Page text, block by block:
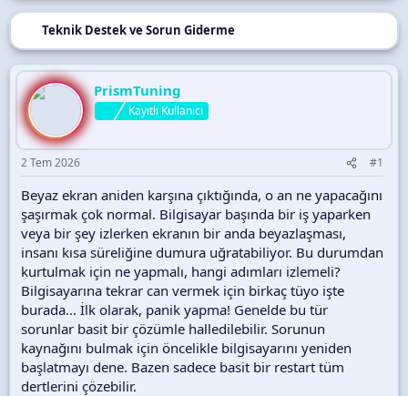
Teknik Destek ve Sorun Giderme
PrismTuning
Kayıtlı Kullanıcı
2 Tem 2026 #1
Beyaz ekran aniden karşına çıktığında, o an ne yapacağını
şaşırmak çok normal. Bilgisayar başında bir iş yaparken
veya bir şey izlerken ekranın bir anda beyazlaşması,
insanı kısa süreliğine dumura uğratabiliyor. Bu durumdan
kurtulmak için ne yapmalı, hangi adımları izlemeli?
Bilgisayarına tekrar can vermek için birkaç tüyo işte
burada... İlk olarak, panik yapma! Genelde bu tür
sorunlar basit bir çözümle halledilebilir. Sorunun
kaynağını bulmak için öncelikle bilgisayarını yeniden
başlatmayı dene. Bazen sadece basit bir restart tüm
dertlerini çözebilir.